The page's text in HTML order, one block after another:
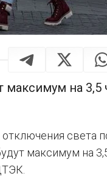
на 3,5
света
максимум на